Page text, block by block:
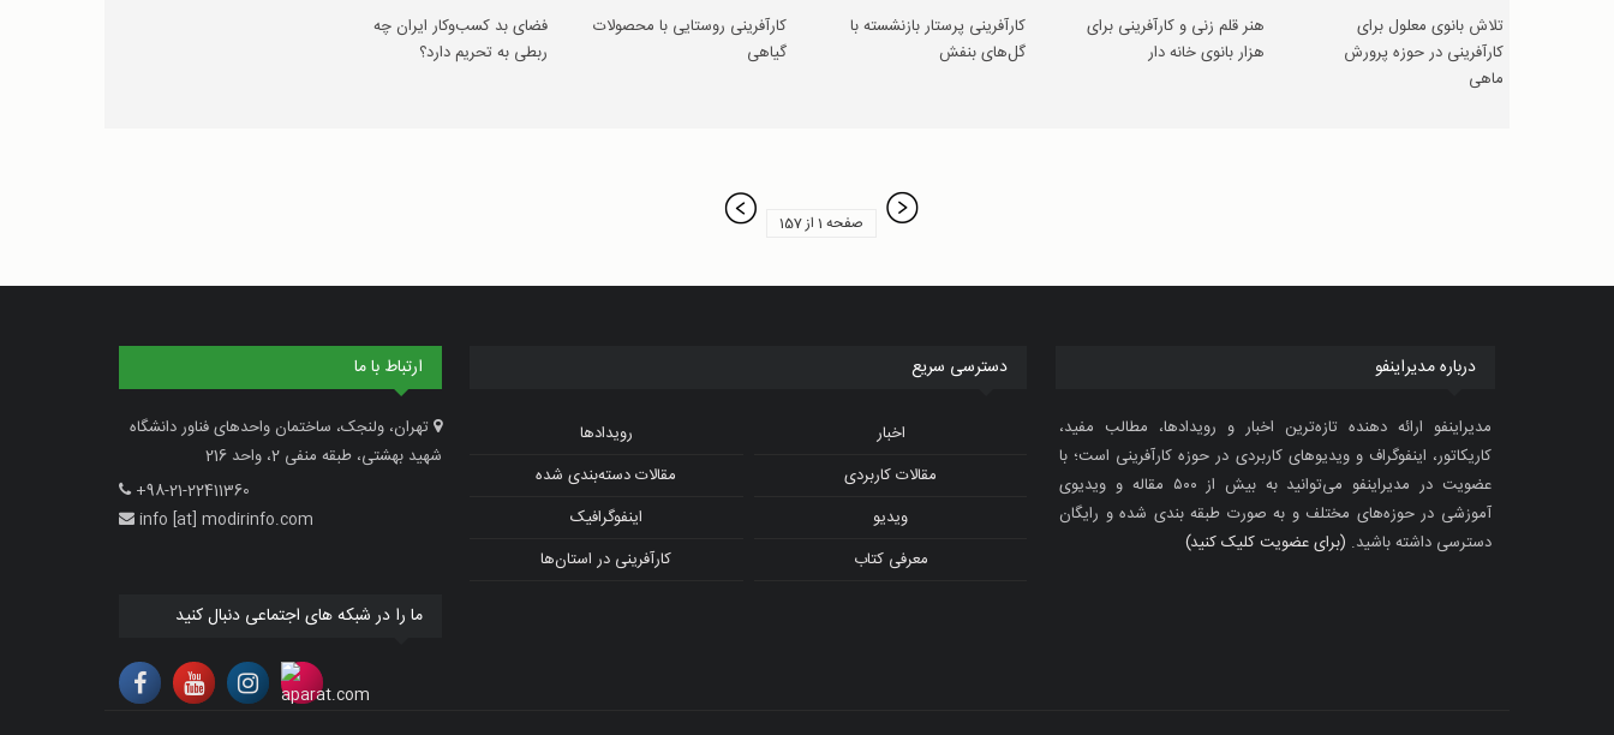
تلاش بانوی معلول برای
کارآفرینی در حوزه پرورش
ماهی
هنر قلم زنی و کارآفرینی برای
هزار بانوی خانه دار
کارآفرینی پرستار بازنشسته با
گل‌های بنفش
کارآفرینی روستایی با محصولات
گیاهی
فضای بد کسب‌و‌کار ایران چه
ربطی به تحریم دارد؟
صفحه 1 از 157
درباره مدیراینفو
مدیراینفو ارائه دهنده تازه‌ترین اخبار و رویدادها، مطالب مفید،
کاریکاتور، اینفوگراف و ویدیوهای کاربردی در حوزه کارآفرینی است؛ با
عضویت در مدیراینفو می‌توانید به بیش از ۵۰۰ مقاله و ویدیوی
آموزشی در حوزه‌های مختلف و به صورت طبقه بندی شده و رایگان
دسترسی داشته باشید. (برای عضویت کلیک کنید)
دسترسی سریع
اخبار
رویدادها
مقالات کاربردی
مقالات دسته‌بندی شده
ویدیو
اینفوگرافیک
معرفی کتاب
کارآفرینی در استان‌ها
ارتباط با ما
تهران، ولنجک، ساختمان واحدهای فناور دانشگاه
شهید بهشتی، طبقه منفی 2، واحد 216
+98-21-22411360
info [at] modirinfo.com
ما را در شبکه های اجتماعی دنبال کنید